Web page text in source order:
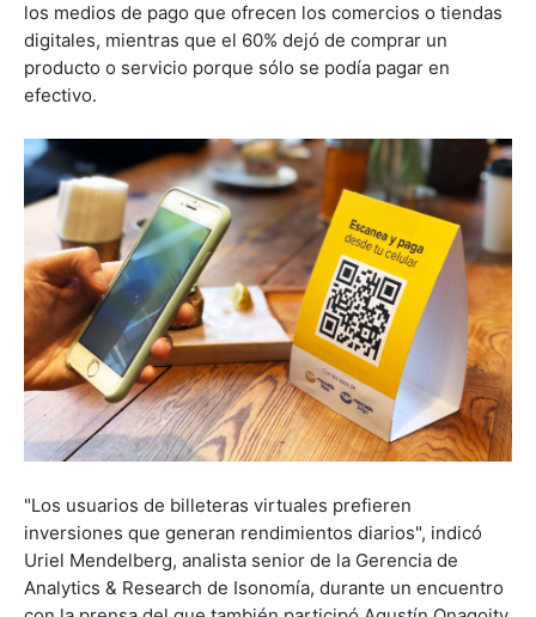
los medios de pago que ofrecen los comercios o tiendas
digitales, mientras que el 60% dejó de comprar un
producto o servicio porque sólo se podía pagar en
efectivo.
"Los usuarios de billeteras virtuales prefieren
inversiones que generan rendimientos diarios", indicó
Uriel Mendelberg, analista senior de la Gerencia de
Analytics & Research de Isonomía, durante un encuentro